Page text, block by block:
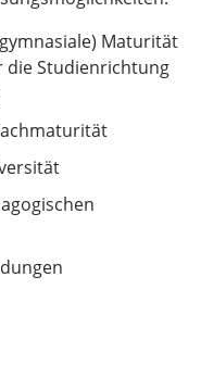
Maturität
die Studienrichtung